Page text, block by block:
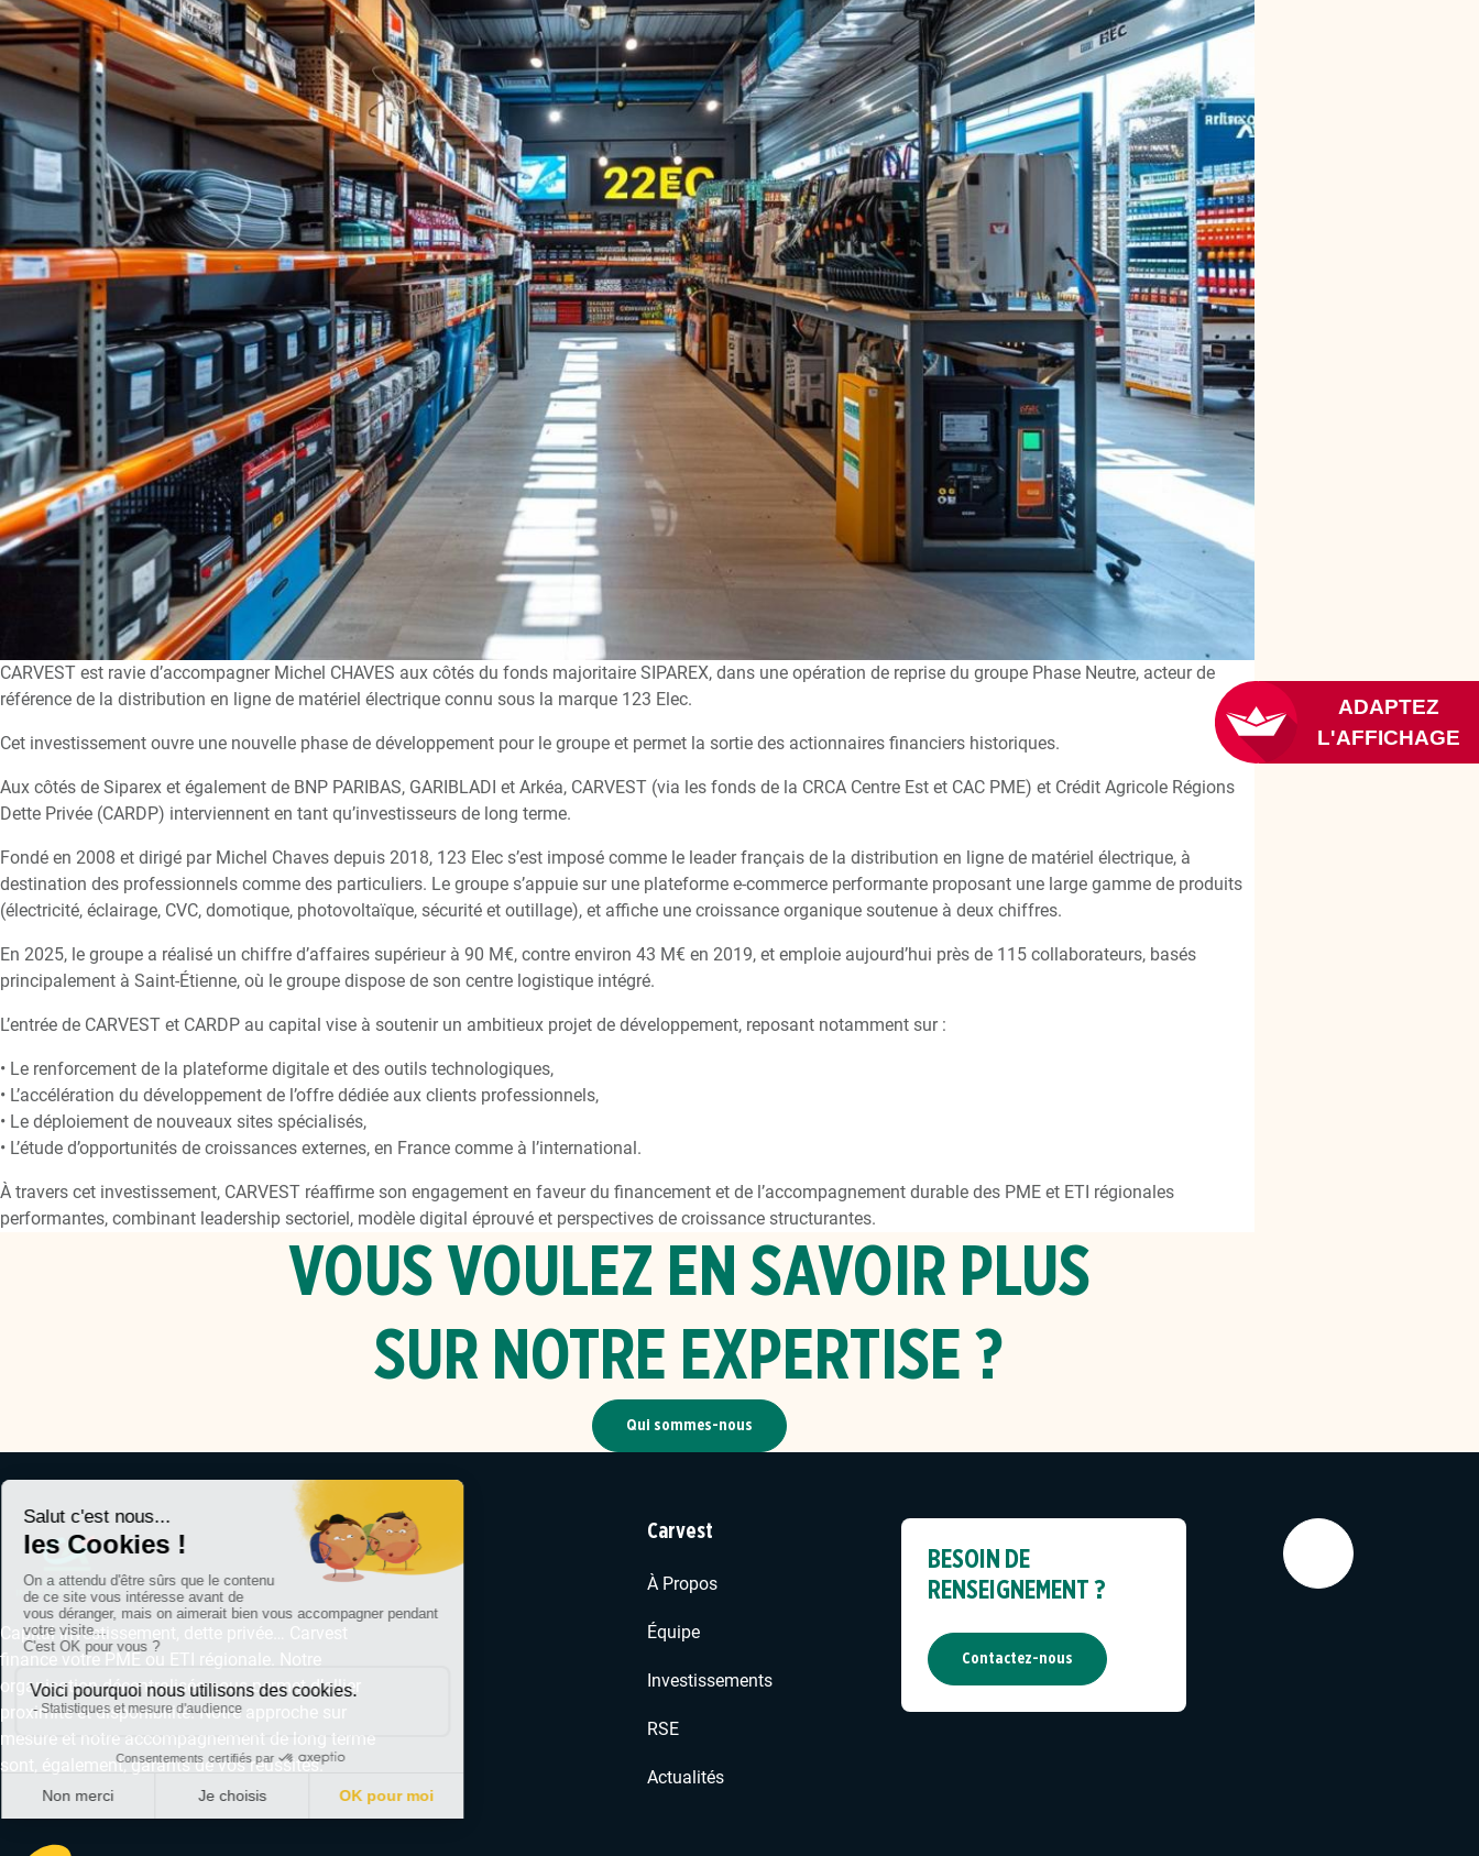
CARVEST est ravie d’accompagner Michel CHAVES aux côtés du fonds majoritaire SIPAREX, dans une opération de reprise du groupe Phase Neutre, acteur de
référence de la distribution en ligne de matériel électrique connu sous la marque 123 Elec.
Cet investissement ouvre une nouvelle phase de développement pour le groupe et permet la sortie des actionnaires financiers historiques.
Aux côtés de Siparex et également de BNP PARIBAS, GARIBLADI et Arkéa, CARVEST (via les fonds de la CRCA Centre Est et CAC PME) et Crédit Agricole Régions
Dette Privée (CARDP) interviennent en tant qu’investisseurs de long terme.
Fondé en 2008 et dirigé par Michel Chaves depuis 2018, 123 Elec s’est imposé comme le leader français de la distribution en ligne de matériel électrique, à
destination des professionnels comme des particuliers. Le groupe s’appuie sur une plateforme e-commerce performante proposant une large gamme de produits
(électricité, éclairage, CVC, domotique, photovoltaïque, sécurité et outillage), et affiche une croissance organique soutenue à deux chiffres.
En 2025, le groupe a réalisé un chiffre d’affaires supérieur à 90 M€, contre environ 43 M€ en 2019, et emploie aujourd’hui près de 115 collaborateurs, basés
principalement à Saint-Étienne, où le groupe dispose de son centre logistique intégré.
L’entrée de CARVEST et CARDP au capital vise à soutenir un ambitieux projet de développement, reposant notamment sur :
• Le renforcement de la plateforme digitale et des outils technologiques,
• L’accélération du développement de l’offre dédiée aux clients professionnels,
• Le déploiement de nouveaux sites spécialisés,
• L’étude d’opportunités de croissances externes, en France comme à l’international.
À travers cet investissement, CARVEST réaffirme son engagement en faveur du financement et de l’accompagnement durable des PME et ETI régionales
performantes, combinant leadership sectoriel, modèle digital éprouvé et perspectives de croissance structurantes.
VOUS VOULEZ EN SAVOIR PLUS
SUR NOTRE EXPERTISE ?
Qui sommes-nous
Capital investissement, dette privée… Carvest
finance votre PME ou ETI régionale. Notre
organisation décentralisée nous permet d’allier
proximité et disponibilité. Notre approche sur
mesure et notre accompagnement de long terme
sont, également, garants de vos réussites.
Carvest
À Propos
Équipe
Investissements
RSE
Actualités
BESOIN DE
RENSEIGNEMENT ?
Contactez-nous